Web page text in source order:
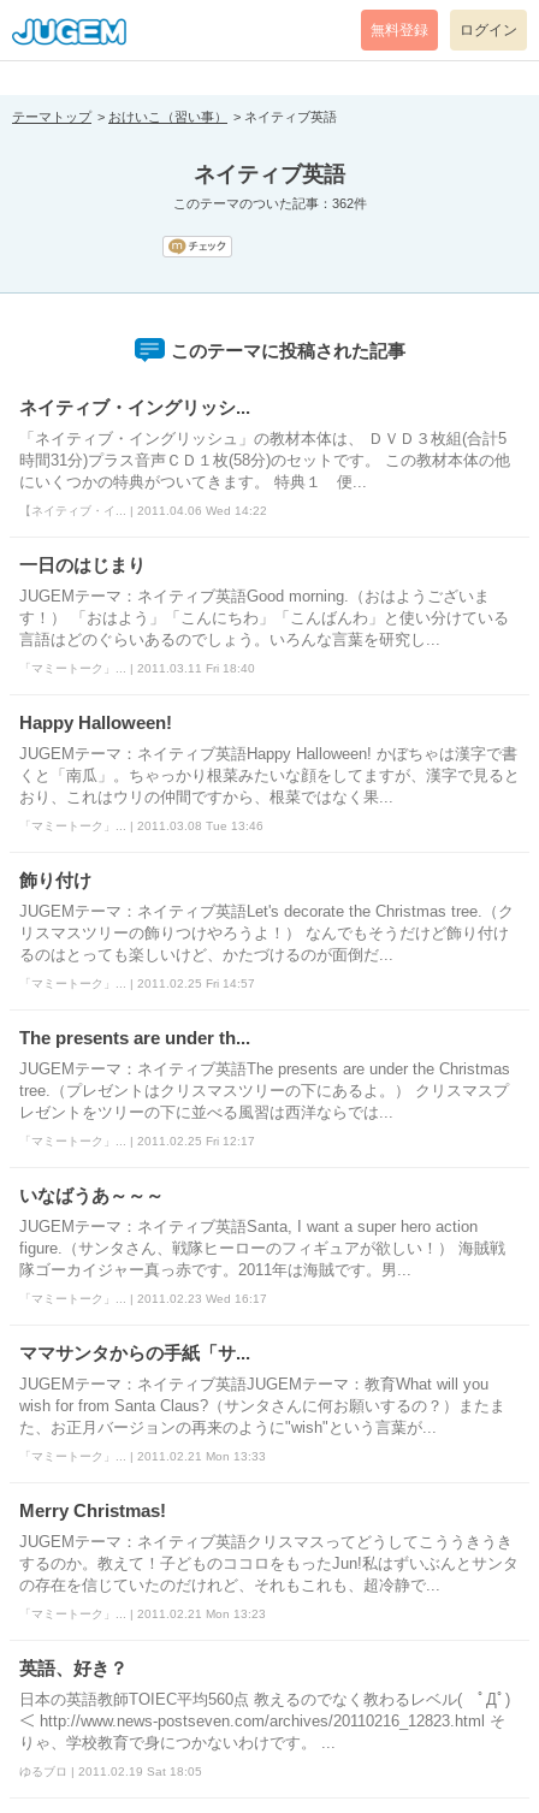
[pear_error: message="Success" code=0 mode=return level=notice
prefix="" info=""]
無料登録 ログイン
テーマトップ おけいこ（習い事） ネイティブ英語
ネイティブ英語
このテーマのついた記事：362件
このテーマに投稿された記事
ネイティブ・イングリッシ...
「ネイティブ・イングリッシュ」の教材本体は、 ＤＶＤ３枚組(合計5
時間31分)プラス音声ＣＤ１枚(58分)のセットです。 この教材本体の他
にいくつかの特典がついてきます。 特典１ 便...
【ネイティブ・イ... | 2011.04.06 Wed 14:22
一日のはじまり
JUGEMテーマ：ネイティブ英語Good morning.（おはようございま
す！） 「おはよう」「こんにちわ」「こんばんわ」と使い分けている
言語はどのぐらいあるのでしょう。いろんな言葉を研究し...
「マミートーク」... | 2011.03.11 Fri 18:40
Happy Halloween!
JUGEMテーマ：ネイティブ英語Happy Halloween! かぼちゃは漢字で書
くと「南瓜」。ちゃっかり根菜みたいな顔をしてますが、漢字で見ると
おり、これはウリの仲間ですから、根菜ではなく果...
「マミートーク」... | 2011.03.08 Tue 13:46
飾り付け
JUGEMテーマ：ネイティブ英語Let's decorate the Christmas tree.（ク
リスマスツリーの飾りつけやろうよ！） なんでもそうだけど飾り付け
るのはとっても楽しいけど、かたづけるのが面倒だ...
「マミートーク」... | 2011.02.25 Fri 14:57
The presents are under th...
JUGEMテーマ：ネイティブ英語The presents are under the Christmas
tree.（プレゼントはクリスマスツリーの下にあるよ。） クリスマスプ
レゼントをツリーの下に並べる風習は西洋ならでは...
「マミートーク」... | 2011.02.25 Fri 12:17
いなばうあ～～～
JUGEMテーマ：ネイティブ英語Santa, I want a super hero action
figure.（サンタさん、戦隊ヒーローのフィギュアが欲しい！） 海賊戦
隊ゴーカイジャー真っ赤です。2011年は海賊です。男...
「マミートーク」... | 2011.02.23 Wed 16:17
ママサンタからの手紙「サ...
JUGEMテーマ：ネイティブ英語JUGEMテーマ：教育What will you
wish for from Santa Claus?（サンタさんに何お願いするの？）またま
た、お正月バージョンの再来のように"wish"という言葉が...
「マミートーク」... | 2011.02.21 Mon 13:33
Merry Christmas!
JUGEMテーマ：ネイティブ英語クリスマスってどうしてこううきうき
するのか。教えて！子どものココロをもったJun!私はずいぶんとサンタ
の存在を信じていたのだけれど、それもこれも、超冷静で...
「マミートーク」... | 2011.02.21 Mon 13:23
英語、好き？
日本の英語教師TOIEC平均560点 教えるのでなく教わるレベル( ﾟДﾟ)
＜ http://www.news-postseven.com/archives/20110216_12823.html そ
りゃ、学校教育で身につかないわけです。 ...
ゆるブロ | 2011.02.19 Sat 18:05